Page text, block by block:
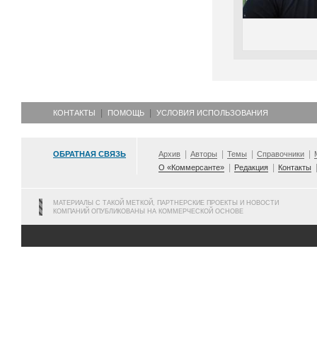
КОНТАКТЫ ПОМОЩЬ УСЛОВИЯ ИСПОЛЬЗОВАНИЯ
ОБРАТНАЯ СВЯЗЬ Архив Авторы Темы Справочники
О «Коммерсанте»
Редакция Контакты
МАТЕРИАЛЫ С ТАКОЙ МЕТКОЙ, ПАРТНЕРСКИЕ ПРОЕКТЫ И НОВОСТИ
КОМПАНИЙ ОПУБЛИКОВАНЫ НА КОММЕРЧЕСКОЙ ОСНОВЕ